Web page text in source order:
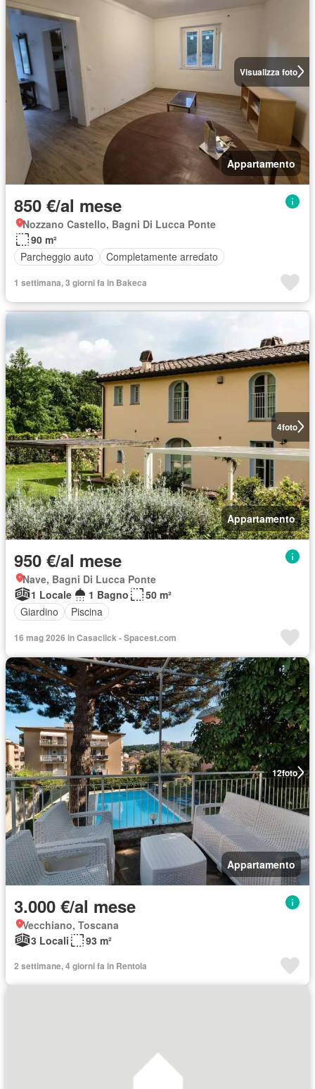
Visualizza foto
Appartamento
850 €/al mese
Nozzano Castello, Bagni Di Lucca Ponte
90 m²
Parcheggio auto
Completamente arredato
1 settimana, 3 giorni fa in Bakeca
4foto
Appartamento
950 €/al mese
Nave, Bagni Di Lucca Ponte
1 Locale
1 Bagno
50 m²
Giardino
Piscina
16 mag 2026 in Casaclick - Spacest.com
12foto
Appartamento
3.000 €/al mese
Vecchiano, Toscana
3 Locali
93 m²
2 settimane, 4 giorni fa in Rentola